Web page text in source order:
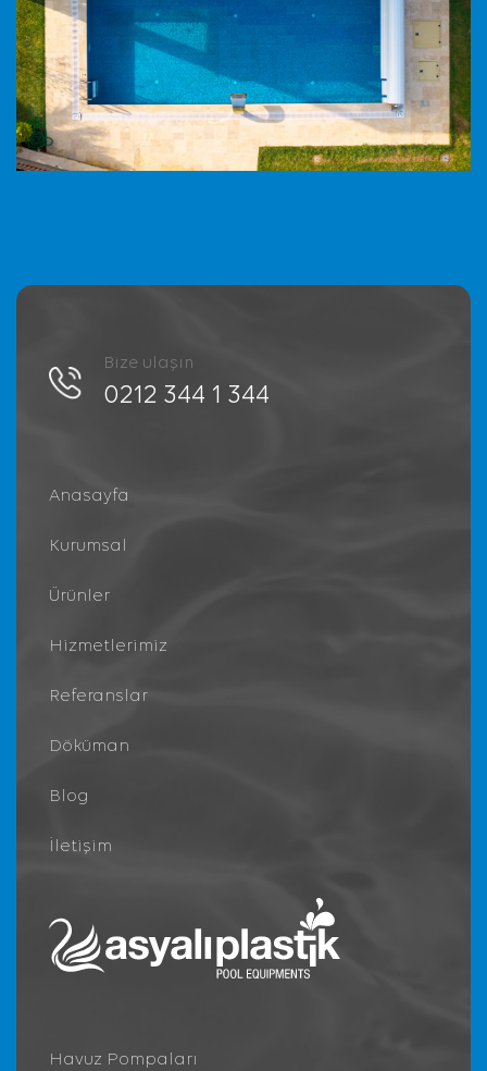
Bize ulaşın
0212 344 1 344
Anasayfa
Kurumsal
Ürünler
Hizmetlerimiz
Referanslar
Döküman
Blog
İletişim
Havuz Pompaları